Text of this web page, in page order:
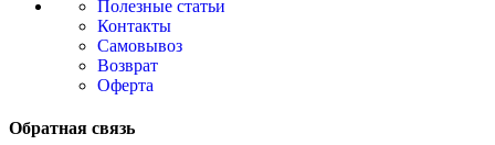
Полезные статьи
Контакты
Самовывоз
Возврат
Оферта
Обратная связь